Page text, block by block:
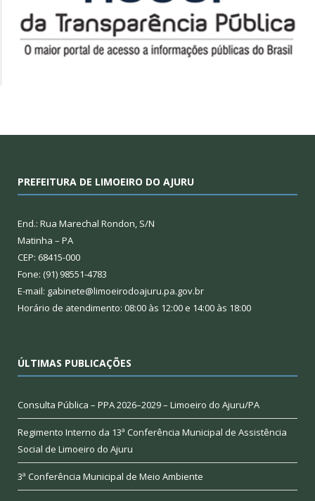
PREFEITURA DE LIMOEIRO DO AJURU
End.: Rua Marechal Rondon, S/N
Matinha – PA
CEP: 68415-000
Fone: (91) 98551-4783
E-mail: gabinete@limoeirodoajuru.pa.gov.br
Horário de atendimento: 08:00 às 12:00 e 14:00 às 18:00
ÚLTIMAS PUBLICAÇÕES
Consulta Pública – PPA 2026–2029 – Limoeiro do Ajuru/PA
Regimento Interno da 13ª Conferência Municipal de Assistência
Social de Limoeiro do Ajuru
3ª Conferência Municipal de Meio Ambiente